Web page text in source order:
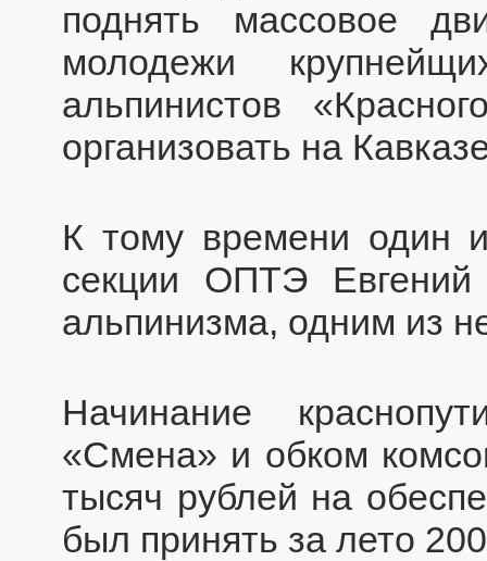
поднять массовое
молодежи
альпинистов
организовать на
К тому времени один
секции ОПТЭ Евгений
альпинизма, одним из
Начинание
«Смена» и обком
тысяч рублей на
был принять за лето